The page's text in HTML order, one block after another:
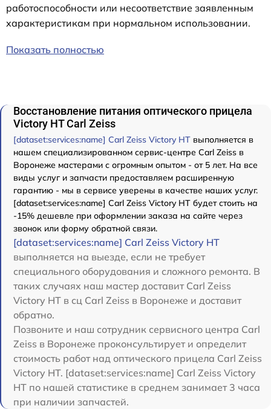
работоспособности или несоответствие заявленным
характеристикам при нормальном использовании.
Показать полностью
Восстановление питания оптического прицела
Victory HT Carl Zeiss
[dataset:services:name] Carl Zeiss Victory HT выполняется в
нашем специализированном сервис-центре Carl Zeiss в
Воронеже мастерами с огромным опытом - от 5 лет. На все
виды услуг и запчасти предоставляем расширенную
гарантию - мы в сервисе уверены в качестве наших услуг.
[dataset:services:name] Carl Zeiss Victory HT будет стоить на
-15% дешевле при оформлении заказа на сайте через
звонок или форму обратной связи.
[dataset:services:name] Carl Zeiss Victory HT
выполняется на выезде, если не требует
специального оборудования и сложного ремонта. В
таких случаях наш мастер доставит Carl Zeiss
Victory HT в сц Carl Zeiss в Воронеже и доставит
обратно.
Позвоните и наш сотрудник сервисного центра Carl
Zeiss в Воронеже проконсультирует и определит
стоимость работ над оптического прицела Carl Zeiss
Victory HT. [dataset:services:name] Carl Zeiss Victory
HT по нашей статистике в среднем занимает 3 часа
при наличии запчастей.